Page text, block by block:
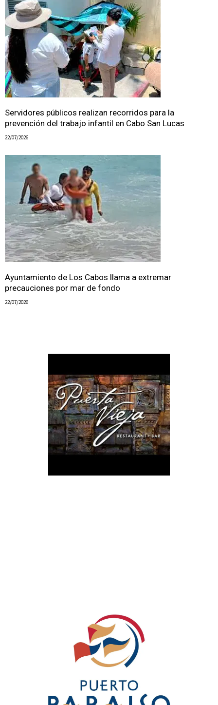
Servidores públicos realizan recorridos para la
prevención del trabajo infantil en Cabo San Lucas
22/07/2026
Ayuntamiento de Los Cabos llama a extremar
precauciones por mar de fondo
22/07/2026